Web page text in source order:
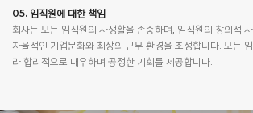
05. 임직원에 대한 책임
회사는 모든 임직원의 사생활을 존중하며, 임직원의 창의적
자율적인 기업문화와 최상의 근무 환경을 조성합니다. 모든
라 합리적으로 대우하며 공정한 기회를 제공합니다.